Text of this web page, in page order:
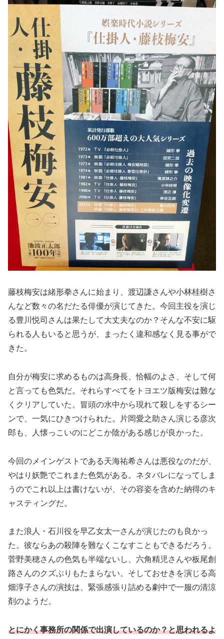
藤枝梅安は緒形拳さんに始まり、渡辺謙さんや小林桂樹さ
んなど数々の名だたる俳優が演じてきた。今回主役を演じ
る豊川悦司さんは果たして大丈夫なのか？そんな不安に駆
られる人もいると思うが、まったく違和感なく見る事がで
きた。
自分が梅安に求めるものは高身長、恰幅のよさ、そして何
と言っても色気だ。それらすべてをトヨエツ版梅安は難な
くクリアしていた。冒頭の水中から現れて殺しをするシー
ンで、一気にひきつけられた。片岡愛之助さん演じる彦次
郎も、人懐っこいのにどこか陰がある感じが良かった。
今回のメインゲストである天海祐希さんは悪役なのだが、
やはり妖艶でこれまた色気がある。ネタバレになってしま
うのでこれ以上は書けないが、その容姿を含めた納得のキ
ャスティングだ。
また浪人・石川役を早乙女太一さんが演じたのも良かっ
た。彼ならあの殺陣を難なくこなすこともできるだろう。
菅野美穂さんの色気も半端ないし、六角精児さんや板尾創
路さんのクズぶりもたまらない。そしておせきを演じる高
畑淳子さんの演技は、緊張感張り詰める劇中で一服の清涼
剤のようだ。
とにかく事務所の関係で出演しているのか？と思われるよ